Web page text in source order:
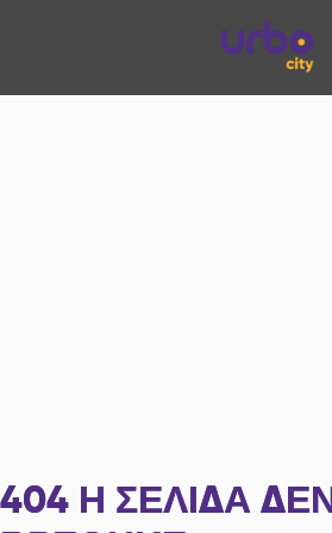
404 Η ΣΕΛΊΔΑ ΔΕΝ